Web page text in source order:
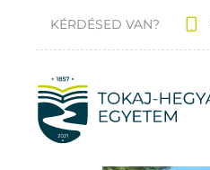
KÉRDÉSED VAN?